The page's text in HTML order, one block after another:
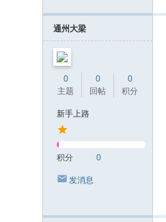
通州大梁
0
主题
0
回帖
0
积分
新手上路
积分 0
发消息